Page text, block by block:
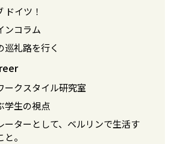
ドイツ！
ンコラム
巡礼路を行く
ークスタイル研究室
学生の視点
ーターとして、ベルリンで生活す
。